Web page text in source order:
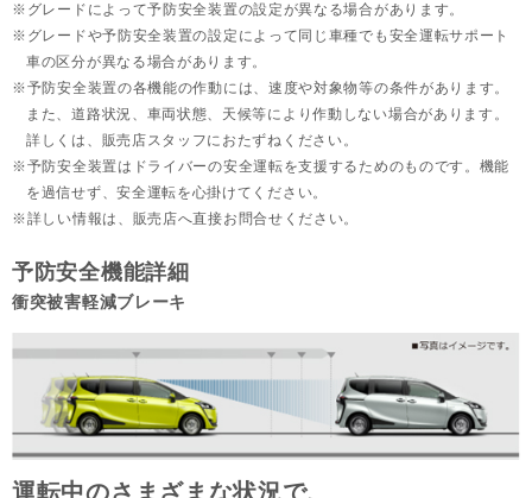
グレードによって予防安全装置の設定が異なる場合があります。
グレードや予防安全装置の設定によって同じ車種でも安全運転サポート
車の区分が異なる場合があります。
予防安全装置の各機能の作動には、速度や対象物等の条件があります。
また、道路状況、車両状態、天候等により作動しない場合があります。
詳しくは、販売店スタッフにおたずねください。
予防安全装置はドライバーの安全運転を支援するためのものです。機能
を過信せず、安全運転を心掛けてください。
詳しい情報は、販売店へ直接お問合せください。
予防安全機能詳細
衝突被害軽減ブレーキ
運転中のさまざまな状況で、